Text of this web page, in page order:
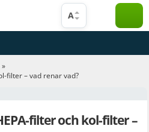
A
»
filter – vad renar vad?
filter och kol-filter –